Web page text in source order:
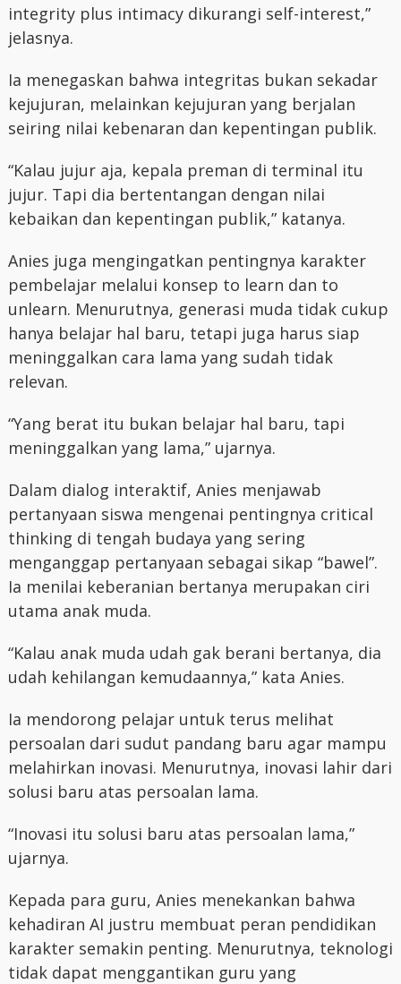
integrity plus intimacy dikurangi self-interest,”
jelasnya.
Ia menegaskan bahwa integritas bukan sekadar
kejujuran, melainkan kejujuran yang berjalan
seiring nilai kebenaran dan kepentingan publik.
“Kalau jujur aja, kepala preman di terminal itu
jujur. Tapi dia bertentangan dengan nilai
kebaikan dan kepentingan publik,” katanya.
Anies juga mengingatkan pentingnya karakter
pembelajar melalui konsep to learn dan to
unlearn. Menurutnya, generasi muda tidak cukup
hanya belajar hal baru, tetapi juga harus siap
meninggalkan cara lama yang sudah tidak
relevan.
“Yang berat itu bukan belajar hal baru, tapi
meninggalkan yang lama,” ujarnya.
Dalam dialog interaktif, Anies menjawab
pertanyaan siswa mengenai pentingnya critical
thinking di tengah budaya yang sering
menganggap pertanyaan sebagai sikap “bawel”.
Ia menilai keberanian bertanya merupakan ciri
utama anak muda.
“Kalau anak muda udah gak berani bertanya, dia
udah kehilangan kemudaannya,” kata Anies.
Ia mendorong pelajar untuk terus melihat
persoalan dari sudut pandang baru agar mampu
melahirkan inovasi. Menurutnya, inovasi lahir dari
solusi baru atas persoalan lama.
“Inovasi itu solusi baru atas persoalan lama,”
ujarnya.
Kepada para guru, Anies menekankan bahwa
kehadiran AI justru membuat peran pendidikan
karakter semakin penting. Menurutnya, teknologi
tidak dapat menggantikan guru yang